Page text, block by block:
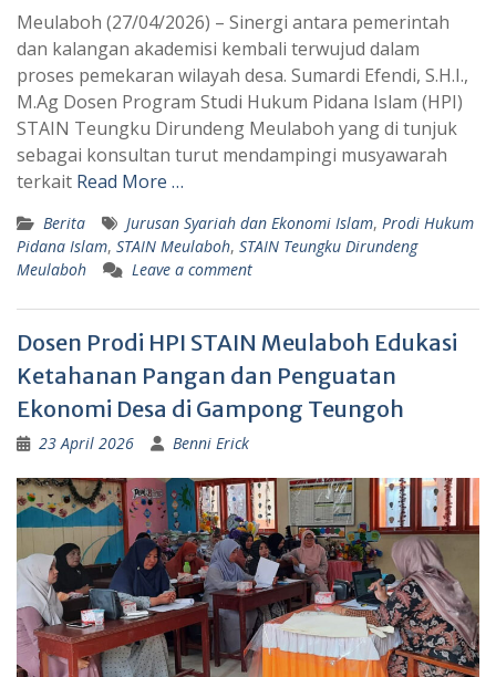
Meulaboh (27/04/2026) – Sinergi antara pemerintah
dan kalangan akademisi kembali terwujud dalam
proses pemekaran wilayah desa. Sumardi Efendi, S.H.I.,
M.Ag Dosen Program Studi Hukum Pidana Islam (HPI)
STAIN Teungku Dirundeng Meulaboh yang di tunjuk
sebagai konsultan turut mendampingi musyawarah
terkait Read More …
Berita Jurusan Syariah dan Ekonomi Islam, Prodi Hukum
Pidana Islam, STAIN Meulaboh, STAIN Teungku Dirundeng
Meulaboh
Leave a comment
Dosen Prodi HPI STAIN Meulaboh Edukasi
Ketahanan Pangan dan Penguatan
Ekonomi Desa di Gampong Teungoh
23 April 2026 Benni Erick